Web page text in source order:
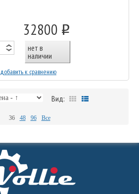
32800 o
нет в
наличии
добавить к сравнению
Вид:
36 48 96 Все